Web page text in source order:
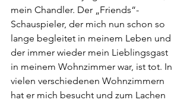
mein Chandler. Der „Friends“-
Schauspieler, der mich nun schon so
lange begleitet in meinem Leben und
der immer wieder mein Lieblingsgast
in meinem Wohnzimmer war, ist tot. In
vielen verschiedenen Wohnzimmern
hat er mich besucht und zum Lachen